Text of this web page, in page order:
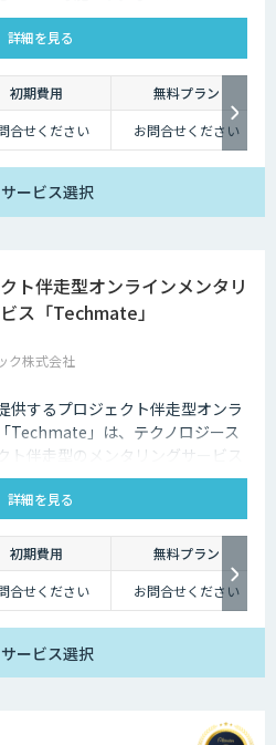
必要な学習の選定やPJメンバーの
。
詳細を見る
初期費用
無料プラン
合せください お問合せください
サービス選択
ト伴走型オンラインメンタリ
ス「Techmate」
ク株式会社
供するプロジェクト伴走型オンラ
Techmate」は、テクノロジース
ト伴走型のメンタリングサービス
て、経験豊富な各ジャンルのメン
具体的な課題に合わせて継続的に
詳細を見る
初期費用
無料プラン
合せください お問合せください
サービス選択